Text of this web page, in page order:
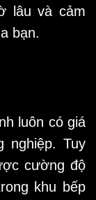
lâu và cảm
bạn.
luôn có giá
nghiệp. Tuy
cường độ
khu bếp